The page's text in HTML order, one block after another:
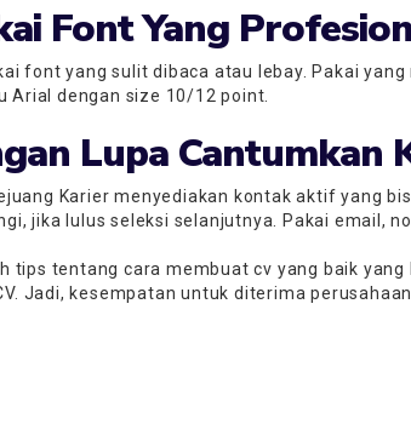
Font Yang
font yang sulit dibaca atau lebay. Pakai
Arial dengan size 10/12 point.
Lupa
Karier menyediakan kontak aktif yang
jika lulus seleksi selanjutnya. Pakai email,
tips tentang cara membuat cv yang baik
Jadi, kesempatan untuk diterima